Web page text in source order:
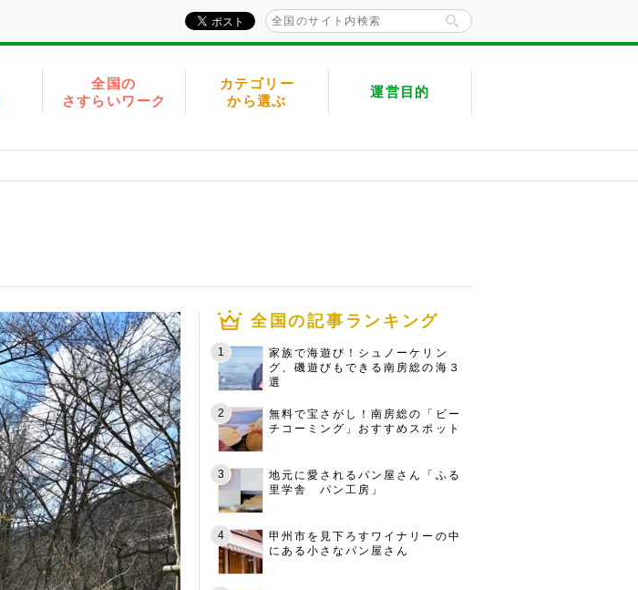
全国の
さすらいワーク
カテゴリー
から選ぶ
運営目的
全国の記事ランキング
家族で海遊び！シュノーケリン
グ、磯遊びもできる南房総の海３
選
無料で宝さがし！南房総の「ビー
チコーミング」おすすめスポット
地元に愛されるパン屋さん「ふる
里学舎 パン工房」
甲州市を見下ろすワイナリーの中
にある小さなパン屋さん